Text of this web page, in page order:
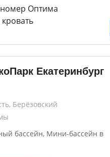
Оптима
Екатеринбург
Берёзовский
бассейн, Мини-бассейн в